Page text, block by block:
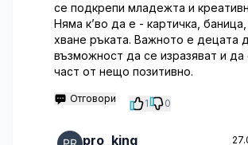
се подкрепи младежта и
Няма к’во да е - картичка,
хване ръката. Важното е децата
възможност да се изразяват и да
част от нещо позитивно.
Отговори 1 0
pro_king